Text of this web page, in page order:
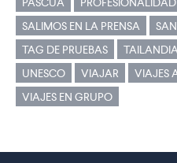
SALIMOS EN LA PRENSA
TAG DE PRUEBAS
UNESCO
VIAJAR VIAJES
VIAJES EN GRUPO